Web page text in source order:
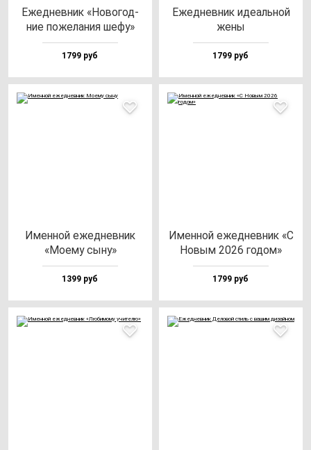
Ежед­нев­ник «Ново­год­
ние по­же­ла­ния ше­фу»
1799 руб
Ежед­нев­ник иде­аль­ной
же­ны
1799 руб
Имен­ной ежед­нев­ник
«Моему сы­ну»
1399 руб
Имен­ной ежед­нев­ник «С
Новым 2026 го­дом»
1799 руб